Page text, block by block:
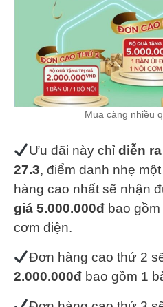
Mua càng nhiều
Ưu đãi này chỉ diễn
27.3, điểm danh nhẹ
hàng cao nhất sẽ nhận
giá 5.000.000đ bao
cơm điện.
Đơn hàng cao thứ 2
2.000.000đ bao gồm 1